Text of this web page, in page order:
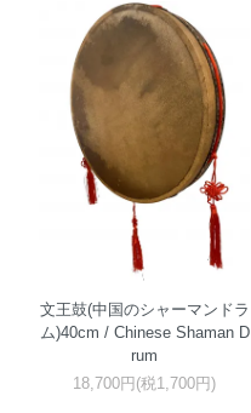
文王鼓(中国のシャーマンドラ
ム)40cm / Chinese Shaman D
rum
18,700円(税1,700円)